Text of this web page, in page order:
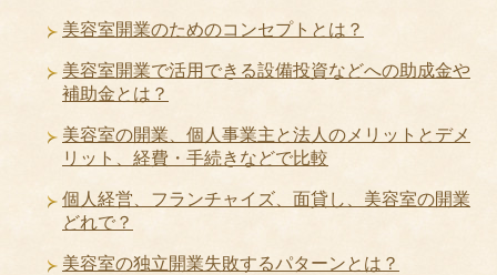
美容室開業のためのコンセプトとは？
美容室開業で活用できる設備投資などへの助成金や
補助金とは？
美容室の開業、個人事業主と法人のメリットとデメ
リット、経費・手続きなどで比較
個人経営、フランチャイズ、面貸し、美容室の開業
どれで？
美容室の独立開業失敗するパターンとは？